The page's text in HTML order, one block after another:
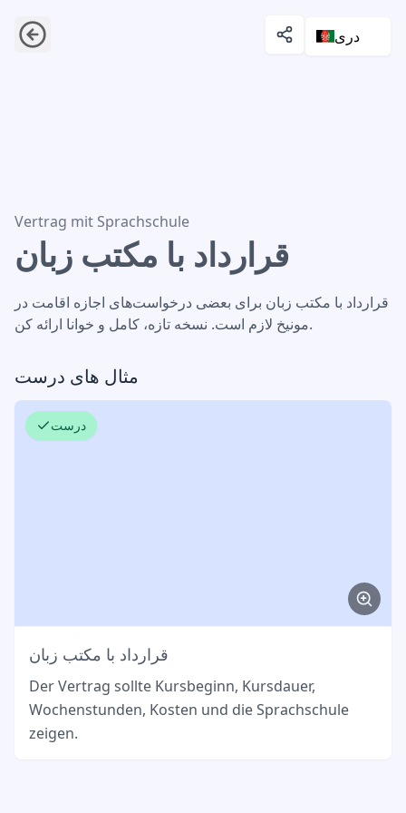
دری
قرارداد با مکتب زبان
Vertrag mit Sprachschule
قرارداد با مکتب زبان
قرارداد با مکتب زبان برای بعضی درخواست‌های اجازه اقامت در
مونیخ لازم است. نسخه تازه، کامل و خوانا ارائه کن.
مثال های درست
درست
قرارداد با مکتب زبان
Der Vertrag sollte Kursbeginn, Kursdauer,
Wochenstunden, Kosten und die Sprachschule
zeigen.